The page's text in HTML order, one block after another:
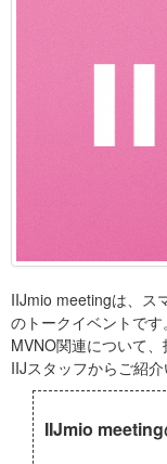
IIJmio meetingは、ス
のトークイベントで
MVNO関連について
IIJスタッフからご紹介
IIJmio meeting